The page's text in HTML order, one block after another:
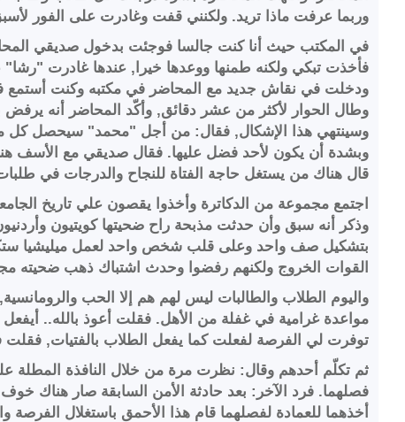
وربما عرفت ماذا تريد. ولكنني قفت وغادرت على الفور
في المكتب حيث أنا كنت جالسا فوجئت بدخول صديقي
فأخذت تبكي ولكنه طمنها ووعدها خيرا, عندها غادرت
ودخلت في نقاش جديد مع المحاضر في مكتبه وكنت أستمع
وطال الحوار لأكثر من عشر دقائق, وأكّد المحاضر أنه
وسينتهي هذا الإشكال, فقال: من أجل "محمد" سيحصل كل
وبشدة أن يكون لأحد فضل عليها. فقال صديقي مع الأسف
قال هناك من يستغل حاجة الفتاة للنجاح والدرجات في
اجتمع مجموعة من الدكاترة وأخذوا يقصون علي تاريخ
وذكر أنه سبق وأن حدثت مذبحة راح ضحيتها كويتيون
بتشكيل صف واحد وعلى قلب شخص واحد لعمل ميليشيا
القوات الخروج ولكنهم رفضوا وحدث اشتباك ذهب ضحيته
واليوم الطلاب والطالبات ليس لهم هم إلا الحب
مواعدة غرامية في غفلة من الأهل. فقلت أعوذ بالله..
توفرت لي الفرصة لفعلت كما يفعل الطلاب بالفتيات, فقلت
ثم تكلّم أحدهم وقال: نظرت مرة من خلال النافذة المطلة
فصلهما. فرد الآخر: بعد حادثة الأمن السابقة صار هناك
أخذهما للعمادة لفصلهما قام هذا الأحمق باستغلال الفرصة